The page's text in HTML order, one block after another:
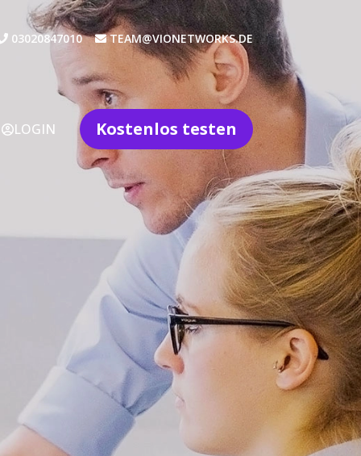
03020847010 TEAM@VIONETWORKS.DE
LOGIN Kostenlos testen